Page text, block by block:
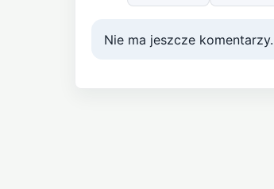
Nie ma jeszcze komentarzy.